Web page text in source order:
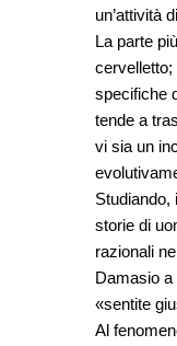
un’attività
La parte
cervelletto;
specifiche
tende a
vi sia un
Studiando,
storie di
razionali
Damasio
«sentite
Al